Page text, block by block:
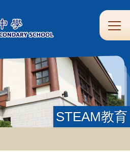
Main
圖
書
園
道
STEAM教育